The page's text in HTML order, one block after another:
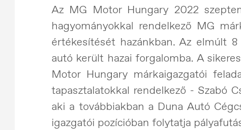
Az MG Motor Hungary 2022
hagyományokkal rendelkező MG
értékesítését hazánkban. Az elmúlt
autó került hazai forgalomba. A
Motor Hungary márkaigazgatói
tapasztalatokkal rendelkező - Szabó
aki a továbbiakban a Duna Autó
igazgatói pozícióban folytatja